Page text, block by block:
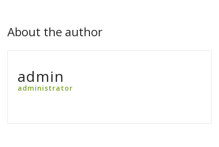
About the author
admin
administrator